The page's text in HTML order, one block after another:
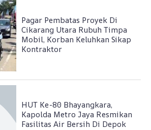
Pagar Pembatas Proyek Di
Cikarang Utara Rubuh Timpa
Mobil, Korban Keluhkan Sikap
Kontraktor
HUT Ke-80 Bhayangkara,
Kapolda Metro Jaya Resmikan
Fasilitas Air Bersih Di Depok